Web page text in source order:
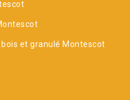
et granulé Montescot